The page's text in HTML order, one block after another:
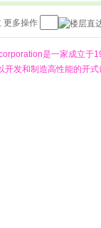
更多操作
是一家成立于
开发和制造高性能的开